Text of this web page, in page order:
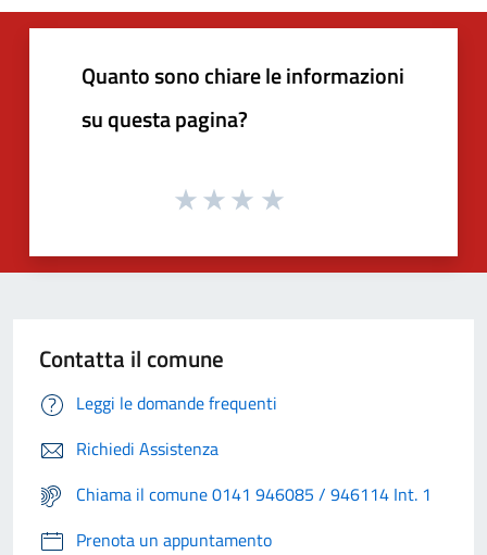
Quanto sono chiare le informazioni
su questa pagina?
Contatta il comune
Leggi le domande frequenti
Richiedi Assistenza
Chiama il comune 0141 946085 / 946114 Int. 1
Prenota un appuntamento